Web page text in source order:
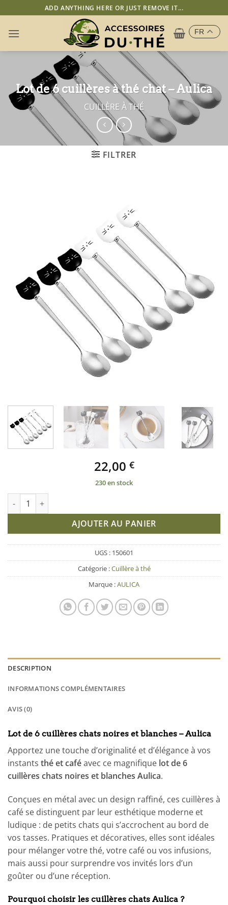
au
contenu
ADD ANYTHING HERE OR JUST REMOVE IT...
FR
Lot de 6 cuillères à thé chat – Aulica
CUILLÈRE À THÉ
FILTRER
22,00 €
230 en stock
quantité de Lot de 6 cuillères à thé chat - Aulica
AJOUTER AU PANIER
UGS : 150601
Catégorie :Cuillère à thé
Marque :AULICA
DESCRIPTION
INFORMATIONS COMPLÉMENTAIRES
AVIS (0)
Lot de 6 cuillères chats noires et blanches – Aulica
Apportez une touche d’originalité et d’élégance à vos
instants thé et caféavec ce magnifique lot de 6
cuillères chats noires et blanches Aulica.
Conçues en métal avec un design raffiné, ces cuillères à
café se distinguent par leur esthétique moderne et
ludique : de petits chats qui s’accrochent au bord de
vos tasses. Pratiques et décoratives, elles sont idéales
pour mélanger votre thé, votre café ou vos infusions,
mais aussi pour surprendre vos invités lors d’un
goûter ou d’une réception.
Pourquoi choisir les cuillères chats Aulica ?